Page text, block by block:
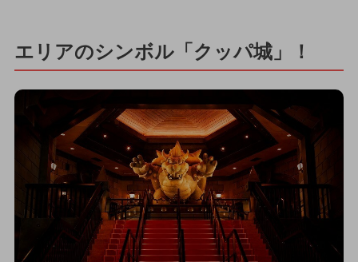
エリアのシンボル「クッパ城」！